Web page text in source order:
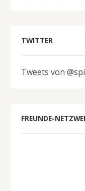
TWITTER
Tweets von
FREUNDE-